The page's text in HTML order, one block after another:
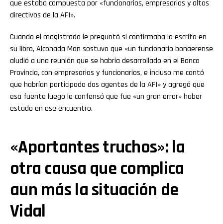
que estaba compuesta por «funcionarios, empresarios y altos
directivos de la AFI».
Cuando el magistrado le preguntó si confirmaba lo escrito en
su libro, Alconada Mon sostuvo que «un funcionario bonaerense
aludió a una reunión que se habría desarrollado en el Banco
Provincia, con empresarios y funcionarios, e incluso me contó
que habrían participado dos agentes de la AFI» y agregó que
esa fuente luego le confensó que fue «un gran error» haber
estado en ese encuentro.
«Aportantes truchos»: la
otra causa que complica
aun más la situación de
Vidal